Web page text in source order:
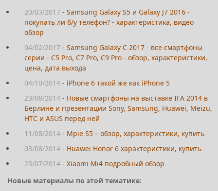
20/03/2017 - Samsung Galaxy S5 и Galaxy J7 2016 -
покупать ли б/у телефон? - характеристика, видео
обзор
04/02/2017 - Samsung Galaxy C 2017 - все смартфоны
серии - C5 Pro, C7 Pro, C9 Pro - обзор, характеристики,
цена, дата выхода
04/10/2014 - iPhone 6 такой же как iPhone 5
23/08/2014 - Новые смартфоны на выставке IFA 2014 в
Берлине и презентации Sony, Samsung, Huawei, Meizu,
HTC и ASUS перед ней
11/08/2014 - Mpie S5 – обзор, характеристики, купить
03/08/2014 - Huawei Honor 6 характеристики, купить
25/07/2014 - Xiaomi Mi4 подробный обзор
Новые материалы по этой тематике: